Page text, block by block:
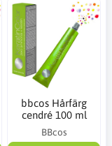
bbcos Hårfärg
cendré 100 ml
BBcos